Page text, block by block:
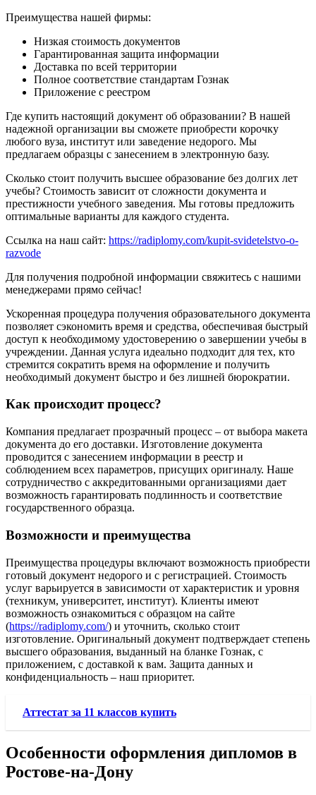
Преимущества нашей фирмы:
Низкая стоимость документов
Гарантированная защита информации
Доставка по всей территории
Полное соответствие стандартам Гознак
Приложение с реестром
Где купить настоящий документ об образовании? В нашей
надежной организации вы сможете приобрести корочку
любого вуза, институт или заведение недорого. Мы
предлагаем образцы с занесением в электронную базу.
Сколько стоит получить высшее образование без долгих лет
учебы? Стоимость зависит от сложности документа и
престижности учебного заведения. Мы готовы предложить
оптимальные варианты для каждого студента.
Ссылка на наш сайт: https://radiplomy.com/kupit-svidetelstvo-o-
razvode
Для получения подробной информации свяжитесь с нашими
менеджерами прямо сейчас!
Ускоренная процедура получения образовательного документа
позволяет сэкономить время и средства, обеспечивая быстрый
доступ к необходимому удостоверению о завершении учебы в
учреждении. Данная услуга идеально подходит для тех, кто
стремится сократить время на оформление и получить
необходимый документ быстро и без лишней бюрократии.
Как происходит процесс?
Компания предлагает прозрачный процесс – от выбора макета
документа до его доставки. Изготовление документа
проводится с занесением информации в реестр и
соблюдением всех параметров, присущих оригиналу. Наше
сотрудничество с аккредитованными организациями дает
возможность гарантировать подлинность и соответствие
государственного образца.
Возможности и преимущества
Преимущества процедуры включают возможность приобрести
готовый документ недорого и с регистрацией. Стоимость
услуг варьируется в зависимости от характеристик и уровня
(техникум, университет, институт). Клиенты имеют
возможность ознакомиться с образцом на сайте
(https://radiplomy.com/) и уточнить, сколько стоит
изготовление. Оригинальный документ подтверждает степень
высшего образования, выданный на бланке Гознак, с
приложением, с доставкой к вам. Защита данных и
конфиденциальность – наш приоритет.
Аттестат за 11 классов купить
Особенности оформления дипломов в
Ростове-на-Дону